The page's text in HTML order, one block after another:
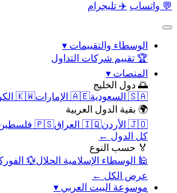
💬 واتساب ✈️ تليجرام
الوسطاء والتقييمات ▾
🏆 تقييم شركات التداول
المنصات ▾
🌅 دول الخليج
🇸🇦 السعودية
🇦🇪 الإمارات 🇰🇼 الكويت
🌍 بقية الدول العربية
🇯🇴 الأردن
🇮🇶 العراق 🇵🇸 فلسطين
كل الدول ←
🏅 حسب النوع
🕌 الوسطاء الإسلامية الحلال💱
عرض الكل ←
موسوعة البيت العربي ▾